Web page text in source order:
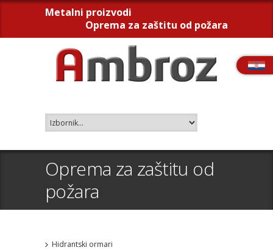
Metalni proizvodi
Oprema za zaštitu od požara
Oprema za zaštitu od
požara
Hidrantski ormari